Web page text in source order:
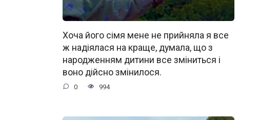
Хоча його сімя мене не прийняла я все
ж надіялася на краще, думала, що з
народженням дитини все зміниться і
воно дійсно змінилося.
0 994